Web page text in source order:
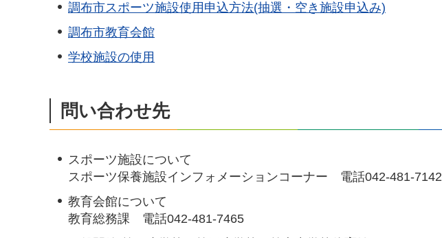
調布市スポーツ施設使用申込方法(抽選・空き施設申込み)
調布市教育会館
学校施設の使用
問い合わせ先
スポーツ施設について
スポーツ保養施設インフォメーションコーナー 電話042-481-7142
教育会館について
教育総務課 電話042-481-7465